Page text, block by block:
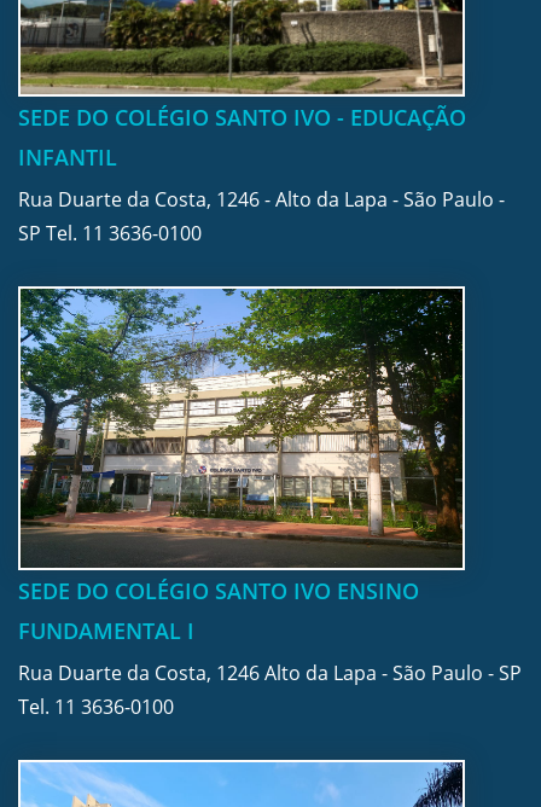
SEDE DO COLÉGIO SANTO IVO - EDUCAÇÃO
INFANTIL
Rua Duarte da Costa, 1246 - Alto da Lapa - São Paulo -
SP Tel. 11 3636-0100
SEDE DO COLÉGIO SANTO IVO ENSINO
FUNDAMENTAL I
Rua Duarte da Costa, 1246 Alto da Lapa - São Paulo - SP
Tel. 11 3636-0100